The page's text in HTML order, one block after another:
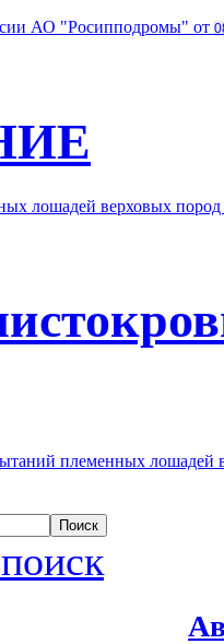
АО "Росипподромы" от
лошадей верховых
племенных лошадей